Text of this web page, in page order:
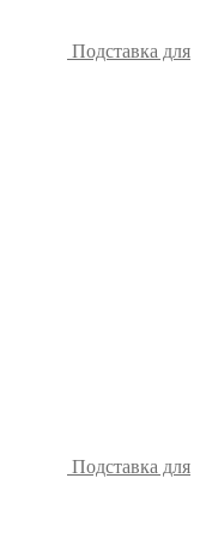
Подставка для
Подставка для